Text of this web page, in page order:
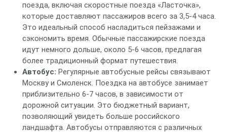
поезда, включая скоростные поезда «Ласточка»,
которые доставляют пассажиров всего за 3,5-4 часа.
Это идеальный способ насладиться пейзажами и
сэкономить время. Обычные пассажирские поезда
идут немного дольше, около 5-6 часов, предлагая
более традиционный формат путешествия.
Автобус: Регулярные автобусные рейсы связывают
Москву и Смоленск. Поездка на автобусе занимает
приблизительно 6-7 часов, в зависимости от
дорожной ситуации. Это бюджетный вариант,
позволяющий увидеть больше российского
ландшафта. Автобусы отправляются с различных